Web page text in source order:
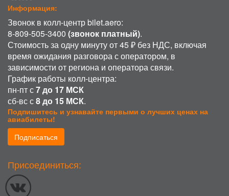
Информация:
Звонок в колл-центр bilet.aero:
8-809-505-3400 (звонок платный).
Стоимость за одну минуту от 45 ₽ без НДС, включая
время ожидания разговора с оператором, в
зависимости от региона и оператора связи.
График работы колл-центра:
пн-пт с7 до 17 МСК
сб-вс с8 до 15 МСК.
Подпишитесь и узнавайте первыми о лучших ценах на
авиабилеты!
Подписаться
Присоединиться:ИСПОЛЬЗОВАНИЕ COOKIE
Продолжая использовать наш сайт, вы даете согласие на обработку
файлов cookie, пользовательских данных (сведения о местоположении;
тип и версия ОС; тип и версия Браузера; тип устройства и разрешение